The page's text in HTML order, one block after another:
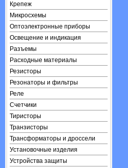
Крепеж
Микросхемы
Оптоэлектронные приборы
Освещение и индикация
Разъемы
Расходные материалы
Резисторы
Резонаторы и фильтры
Реле
Счетчики
Тиристоры
Транзисторы
Трансформаторы и дроссели
Установочные изделия
Устройства защиты